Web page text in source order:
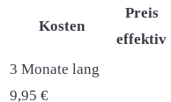
Kosten
Preis
effektiv
3 Monate lang
9,95 €